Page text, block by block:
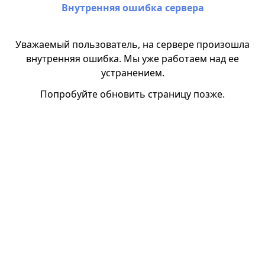
Внутренняя ошибка сервера
Уважаемый пользователь, на сервере произошла
внутренняя ошибка. Мы уже работаем над ее
устранением.
Попробуйте обновить страницу позже.